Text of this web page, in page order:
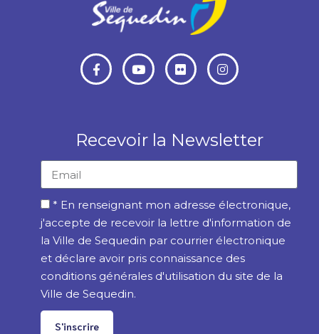
Recevoir la Newsletter
* En renseignant mon adresse électronique,
j'accepte de recevoir la lettre d'information de
la Ville de Sequedin par courrier électronique
et déclare avoir pris connaissance des
conditions générales d'utilisation du site de la
Ville de Sequedin.
S'inscrire